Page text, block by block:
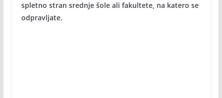
spletno stran srednje šole ali fakultete, na katero se
odpravljate.